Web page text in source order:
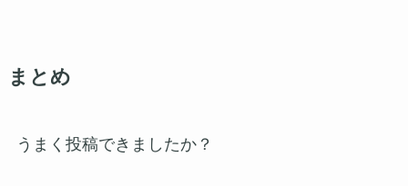
まとめ
うまく投稿できましたか？